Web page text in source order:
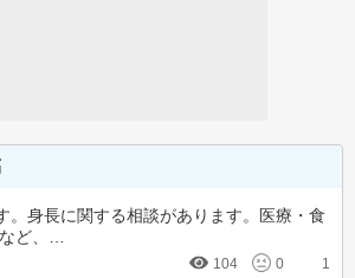
。身長に関する相談があります。医療・食
ど、…
104 0 1